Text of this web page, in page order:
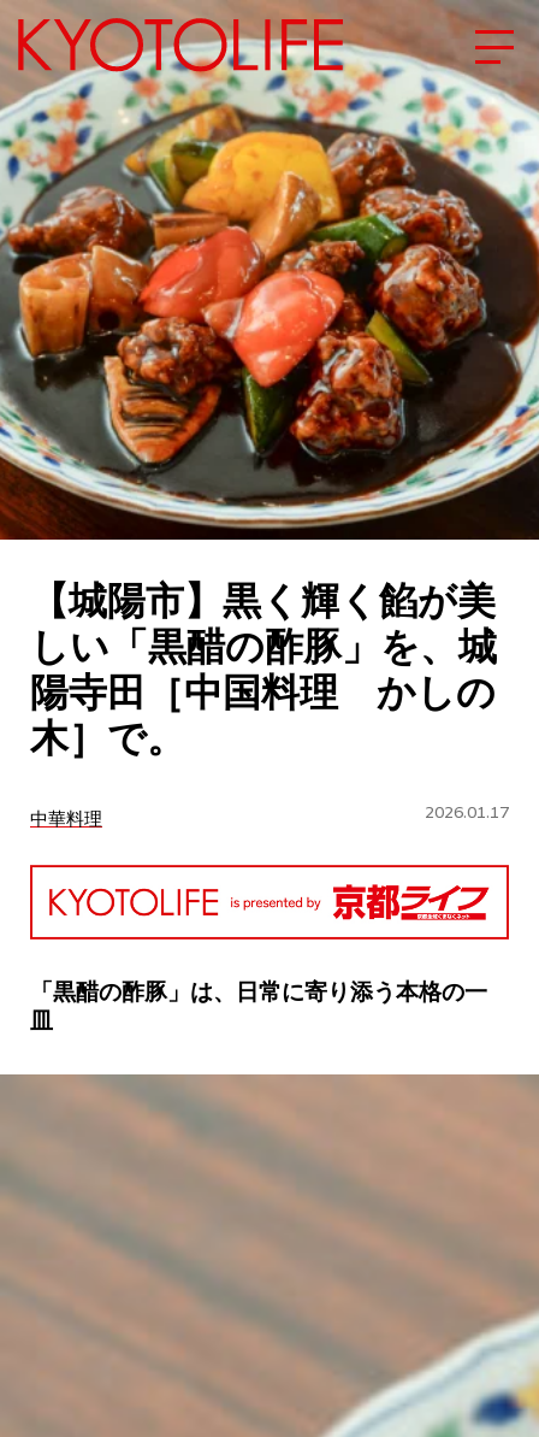
エリアから探す
地図から探す
カテゴリーから探す
SPECIAL
NEW OPEN
SERIES
CULTURE
ABOUT US
Instagram
チケットプレゼント応募
MAIN MENU
SERIES
カレーが好き
京都おやつクラブ
今月の京みやげ
京都の書店
【城陽市】黒く輝く餡が美
しい「黒醋の酢豚」を、城
陽寺田［中国料理 かしの
木］で。
中華料理 2026.01.17
「黒醋の酢豚」は、日常に寄り添う本格の一
皿